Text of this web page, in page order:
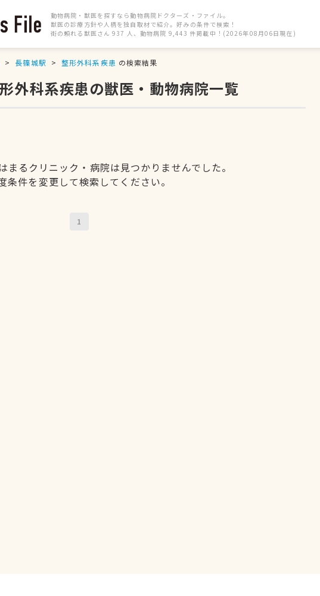
動物病院・獣医を探すなら動物病院ドクターズ・ファイル。
獣医の診療方針や人柄を独自取材で紹介。好みの条件で検索！
街の頼れる獣医さん 937 人、動物病院 9,443 件掲載中！(2026年08月06日現在)
長篠城駅 整形外科系疾患 の検索結果
外科系疾患の獣医・動物病院一覧
まるクリニック・病院は見つかりませんでした。
条件を変更して検索してください。
1